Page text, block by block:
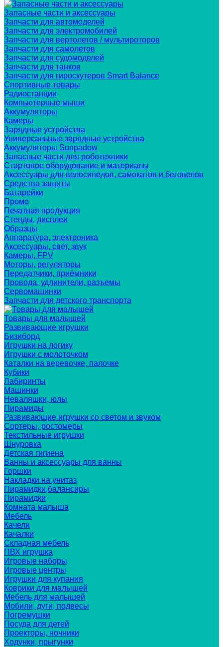
Запасные части и аксессуары
Запчасти для автомоделей
Запчасти для электромобилей
Запчасти для вертолетов / мультироторов
Запчасти для самолетов
Запчасти для судомоделей
Запчасти для танков
Запчасти для гироскутеров Smart Balance
Спортивные товары
Радиостанции
Компьютерные мыши
Аккумуляторы
Камеры
Зарядные устройства
Универсальные зарядные устройства
Аккумуляторы Sunpadow
Запасные части для роботехники
Стартовое оборудование и материалы
Аксессуары для велосипедов, самокатов и беговелов
Средства защиты
Батарейки
Промо
Печатная продукция
Стенды, дисплеи
Образцы
Аппаратура, электроника
Аксессуары, свет, звук
Камеры, FPV
Моторы, регуляторы
Передатчики, приёмники
Провода, удлинители, разъемы
Сервомашинки
Запчасти для детского транспорта
Товары для малышей
Развивающие игрушки
Бизиборд
Игрушки на логику
Игрушки с молоточком
Каталки на веревочке, палочке
Кубики
Лабиринты
Машинки
Неваляшки, юлы
Пирамиды
Развивающие игрушки со светом и звуком
Сортеры, ростомеры
Текстильные игрушки
Шнуровка
Детская гигиена
Ванны и аксессуары для ванны
Горшки
Накладки на унитаз
Пирамидки,балансиры
Пирамидки
Комната малыша
Мебель
Качели
Качалки
Складная мебель
ПВХ игрушка
Игровые наборы
Игровые центры
Игрушки для купания
Коврики для малышей
Мебель для малышей
Мобили, дуги, подвесы
Погремушки
Посуда для детей
Проекторы, ночники
Ходунки, прыгунки